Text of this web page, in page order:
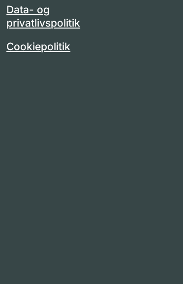
Data- og
privatlivspolitik
Cookiepolitik